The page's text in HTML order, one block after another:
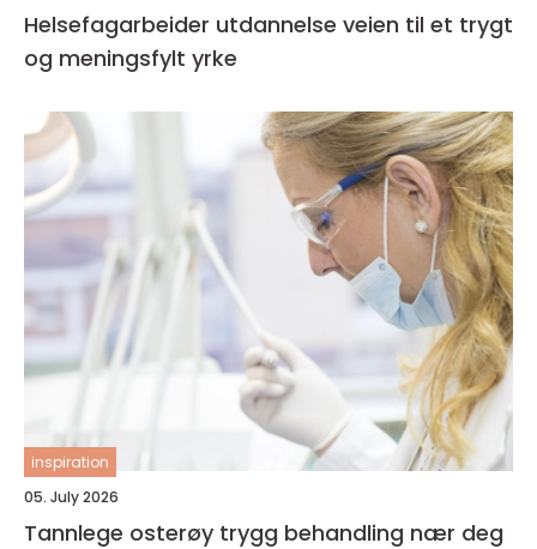
Helsefagarbeider utdannelse veien til et trygt
og meningsfylt yrke
inspiration
05. July 2026
Tannlege osterøy trygg behandling nær deg